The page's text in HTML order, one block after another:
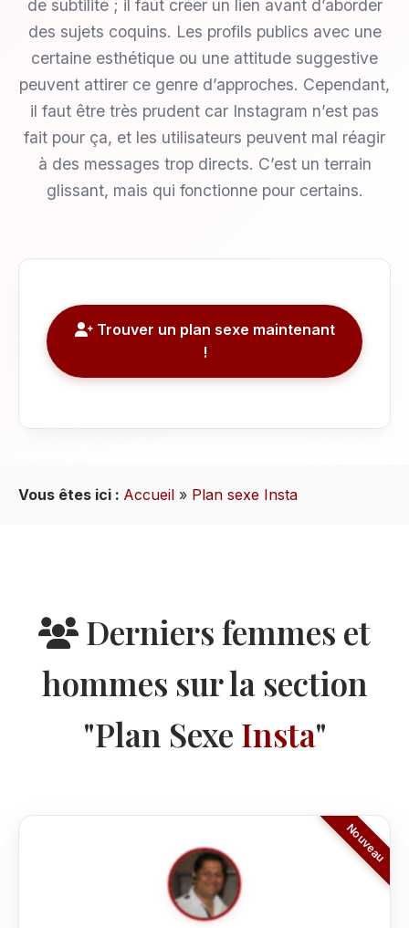
de subtilité ; il faut créer un lien avant d’aborder
des sujets coquins. Les profils publics avec une
certaine esthétique ou une attitude suggestive
peuvent attirer ce genre d’approches. Cependant,
il faut être très prudent car Instagram n’est pas
fait pour ça, et les utilisateurs peuvent mal réagir
à des messages trop directs. C’est un terrain
glissant, mais qui fonctionne pour certains.
Trouver un plan sexe maintenant
!
Vous êtes ici : Accueil » Plan sexe Insta
Derniers femmes et
hommes sur la section
"Plan Sexe Insta"